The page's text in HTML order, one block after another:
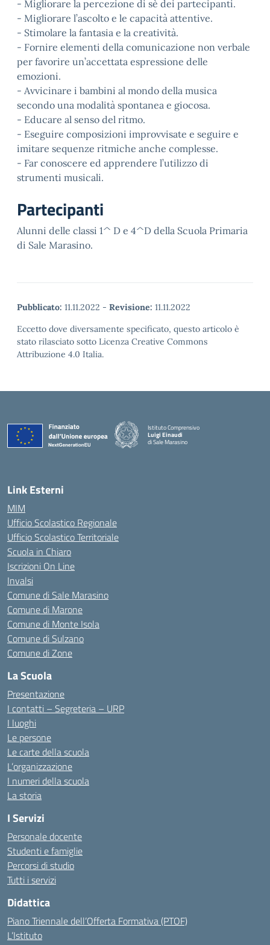
- Migliorare la percezione di sè dei partecipanti.
- Migliorare l’ascolto e le capacità attentive.
- Stimolare la fantasia e la creatività.
- Fornire elementi della comunicazione non verbale
per favorire un’accettata espressione delle
emozioni.
- Avvicinare i bambini al mondo della musica
secondo una modalità spontanea e giocosa.
- Educare al senso del ritmo.
- Eseguire composizioni improvvisate e seguire e
imitare sequenze ritmiche anche complesse.
- Far conoscere ed apprendere l’utilizzo di
strumenti musicali.
Partecipanti
Alunni delle classi 1^ D e 4^D della Scuola Primaria
di Sale Marasino.
Pubblicato: 11.11.2022 - Revisione: 11.11.2022
Eccetto dove diversamente specificato, questo articolo è
stato rilasciato sotto Licenza Creative Commons
Attribuzione 4.0 Italia.
Istituto Comprensivo
Luigi Einaudi
di Sale Marasino
Link Esterni
MIM
Ufficio Scolastico Regionale
Ufficio Scolastico Territoriale
Scuola in Chiaro
Iscrizioni On Line
Invalsi
Comune di Sale Marasino
Comune di Marone
Comune di Monte Isola
Comune di Sulzano
Comune di Zone
La Scuola
Presentazione
I contatti – Segreteria – URP
I luoghi
Le persone
Le carte della scuola
L’organizzazione
I numeri della scuola
La storia
I Servizi
Personale docente
Studenti e famiglie
Percorsi di studio
Tutti i servizi
Didattica
Piano Triennale dell’Offerta Formativa (PTOF)
L’Istituto